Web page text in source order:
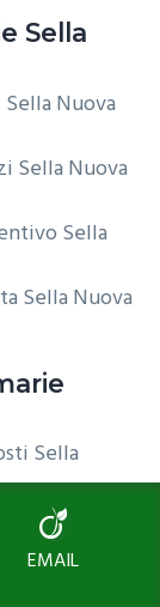
Sella
Nuova
Sella Nuova
Sella
Sella Nuova
Sella
Sella
EMAIL